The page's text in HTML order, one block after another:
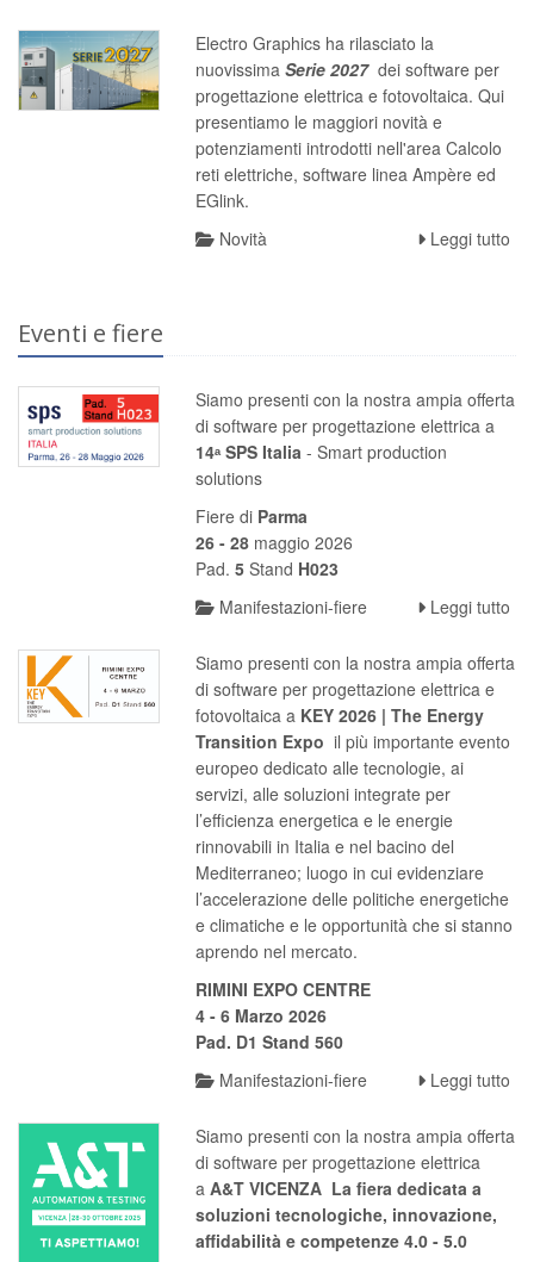
Electro Graphics ha rilasciato la
nuovissimaSerie 2027dei software per
progettazione elettrica e fotovoltaica. Qui
presentiamo le maggiori novità e
potenziamenti introdotti nell'area Calcolo
reti elettriche, software linea Ampère ed
EGlink.
Novità
Leggi tutto
Eventi e fiere
Siamo presenti con la nostra ampia offerta
di software per progettazione elettrica a
14ᵃ SPS Italia - Smart production
solutions
Fiere di Parma
26 - 28 maggio 2026
Pad. 5Stand H023
Manifestazioni-fiere
Leggi tutto
Siamo presenti con la nostra ampia offerta
di software per progettazione elettrica e
fotovoltaica a KEY 2026 | The Energy
Transition Expo il più importante evento
europeo dedicato alle tecnologie, ai
servizi, alle soluzioni integrate per
l’efficienza energetica e le energie
rinnovabili in Italia e nel bacino del
Mediterraneo; luogo in cui evidenziare
l’accelerazione delle politiche energetiche
e climatiche e le opportunità che si stanno
aprendo nel mercato.
RIMINI EXPO CENTRE
4 - 6 Marzo 2026
Pad. D1 Stand 560
Manifestazioni-fiere
Leggi tutto
Siamo presenti con la nostra ampia offerta
di software per progettazione elettrica
aA&T VICENZA La fiera dedicata a
soluzioni tecnologiche, innovazione,
affidabilitàe competenze 4.0 - 5.0